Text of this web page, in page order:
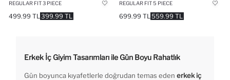
REGULAR FIT 3 PIECE
399.99 TL
499.99 TL
REGULAR FIT 5 PIECE
559.99 TL
699.99 TL
Erkek İç Giyim Tasarımları ile Gün Boyu Rahatlık
Gün boyunca kıyafetlerle doğrudan temas eden erkek iç